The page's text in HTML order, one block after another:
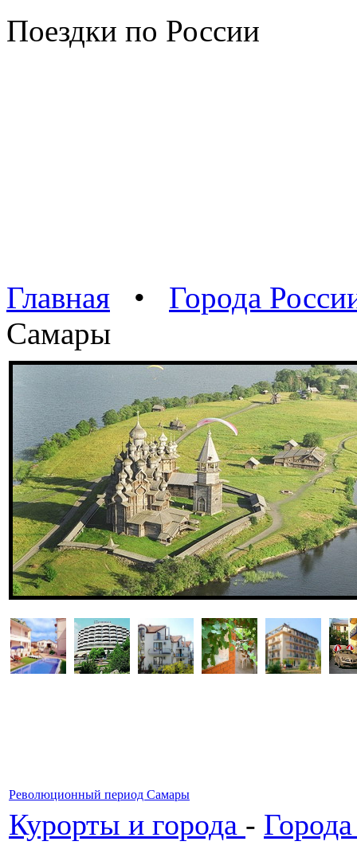
Поездки по России
Главная • Города
Самары
Революционный период Самары
Курорты и города -